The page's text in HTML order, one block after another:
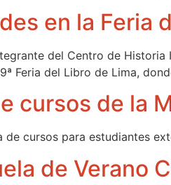
en la Feria
del Centro de
Feria del Libro de Lima,
cursos de la
de cursos para estudiantes
de Verano